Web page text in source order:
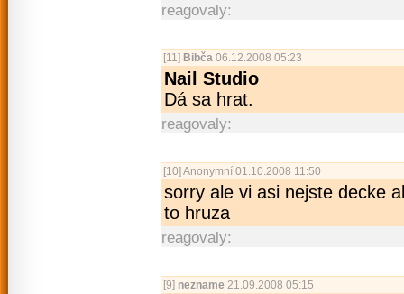
reagovaly:
[11] Bibča 06.12.2008 05:23
Nail Studio
Dá sa hrat.
reagovaly:
[10] Anonymní 01.10.2008 11:50
sorry ale vi asi nejste decke
to hruza
reagovaly:
[9] nezname 21.09.2008 05:15